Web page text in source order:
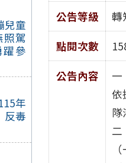
兒童
照駕
參
年
反毒
公告等級
轉
點閱次數
公告內容
一
依
隊
二